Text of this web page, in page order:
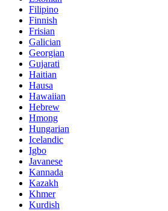
Filipino
Finnish
Frisian
Galician
Georgian
Gujarati
Haitian
Hausa
Hawaiian
Hebrew
Hmong
Hungarian
Icelandic
Igbo
Javanese
Kannada
Kazakh
Khmer
Kurdish